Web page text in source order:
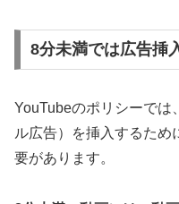
8分未満では広告挿
YouTubeのポリシーでは
ル広告）を挿入するため
要があります。